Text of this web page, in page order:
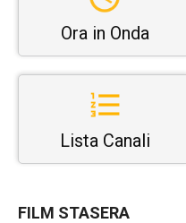
Ora in Onda
Lista Canali
FILM STASERA